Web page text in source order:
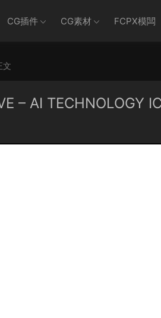
CG插件 CG素材 FCPX模闆
文
– AI TECHNOLOGY